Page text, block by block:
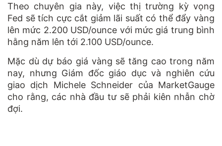
Theo chuyên gia này, việc thị trường kỳ vọng
Fed sẽ tích cực cắt giảm lãi suất có thể đẩy vàng
lên mức 2.200 USD/ounce với mức giá trung bình
hằng năm lên tới 2.100 USD/ounce.
Mặc dù dự báo giá vàng sẽ tăng cao trong năm
nay, nhưng Giám đốc giáo dục và nghiên cứu
giao dịch Michele Schneider của MarketGauge
cho rằng, các nhà đầu tư sẽ phải kiên nhẫn chờ
đợi.